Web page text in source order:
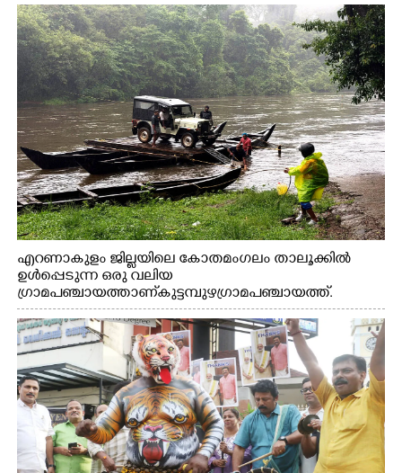
എറണാകുളം ജില്ലയിലെ കോതമംഗലം താലൂക്കിൽ
ഉൾപ്പെടുന്ന ഒരു വലിയ
ഗ്രാമപഞ്ചായത്താണ് കുട്ടമ്പുഴ ഗ്രാമ പഞ്ചായത്ത്.
ആദിവാസി ഊരുകളായ വെള്ളാരംകുത്ത്, കത്തിപ്പാറ,
ഉറിയംപെട്ടി, തേക്കല്ല്, വെട്ടിക്കല്ല്, മഞ്ചപ്പാറ എന്നീ ആറു
സ്ഥലങ്ങളിലേക്കുള്ള പ്രധാന സഞ്ചാര മാർഗമാണ് ഈ
കാണുന്ന കടത്ത് വള്ളം